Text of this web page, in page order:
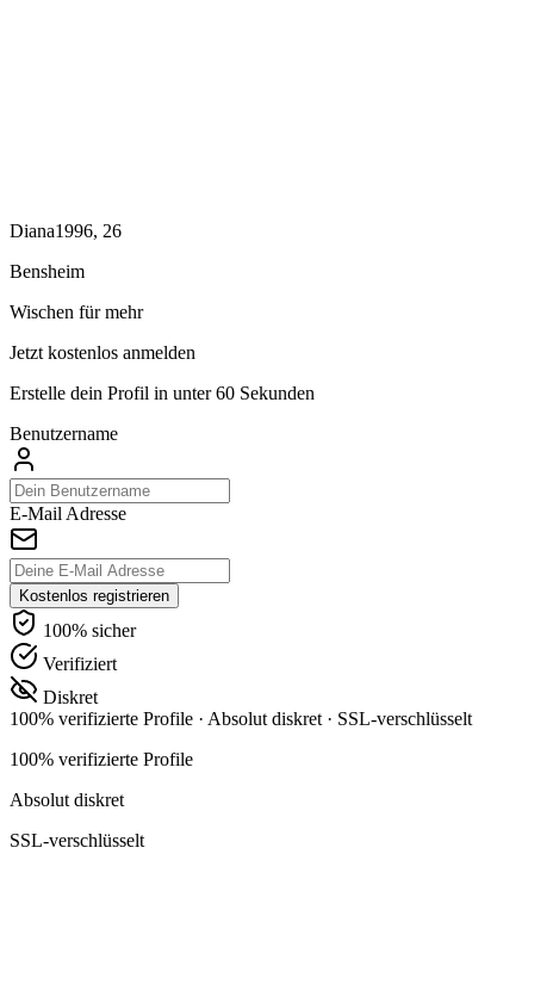
Diana1996, 26
Bensheim
Wischen für mehr
Jetzt kostenlos anmelden
Erstelle dein Profil in unter 60 Sekunden
Benutzername
E-Mail Adresse
Kostenlos registrieren
100% sicher
Verifiziert
Diskret
100% verifizierte Profile · Absolut diskret · SSL-verschlüsselt
100% verifizierte Profile
Absolut diskret
SSL-verschlüsselt